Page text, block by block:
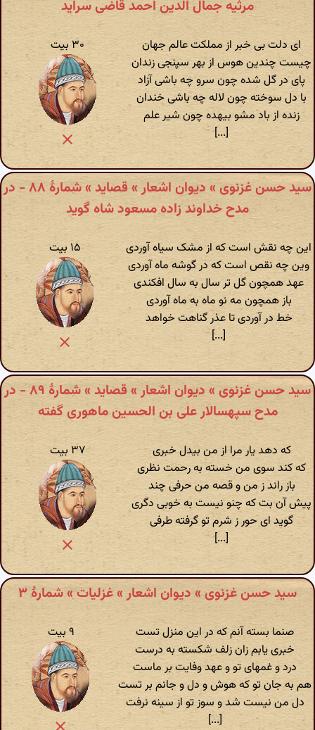
مرثیه جمال الدین احمد قاضی سراید
ای دلت بی خبر از مملکت عالم جهان
چیست چندین هوس از بهر سپنجی زندان
پای در گل شده چون سرو چه باشی آزاد
با دل سوخته چون لاله چه باشی خندان
زنده از باد مشو بیهده چون شیر علم
[...]
۳۰ بیت
سید حسن غزنوی » دیوان اشعار » قصاید » شمارهٔ ۸۸ - در
مدح خداوند زاده مسعود شاه گوید
این چه نقش است که از مشک سیاه آوردی
وین چه نقص است که در گوشه ماه آوردی
عهد همچون گل تر سال به سال افکندی
باز همچون مه نو ماه به ماه آوردی
خط در آوردی تا عذر گناهت خواهد
[...]
۱۵ بیت
سید حسن غزنوی » دیوان اشعار » قصاید » شمارهٔ ۸۹ - در
مدح سپهسالار علی بن الحسین ماهوری گفته
که دهد یار مرا از من بیدل خبری
که کند سوی من خسته به رحمت نظری
باز راند ز من و قصه من حرفی چند
پیش آن بت که چنو نیست به خوبی دگری
گوید ای حور ز شرم تو گرفته طرفی
[...]
۳۷ بیت
سید حسن غزنوی » دیوان اشعار » غزلیات » شمارهٔ ۳
صنما بسته آنم که در این منزل تست
خبری یابم زان زلف شکسته به درست
درد و غمهای تو و عهد وفایت بر ماست
هم به جان تو که هوش و دل و جانم بر تست
دل من نیست شد و سوز تو از سینه نرفت
[...]
۹ بیت